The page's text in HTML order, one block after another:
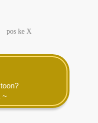
pos ke X
~